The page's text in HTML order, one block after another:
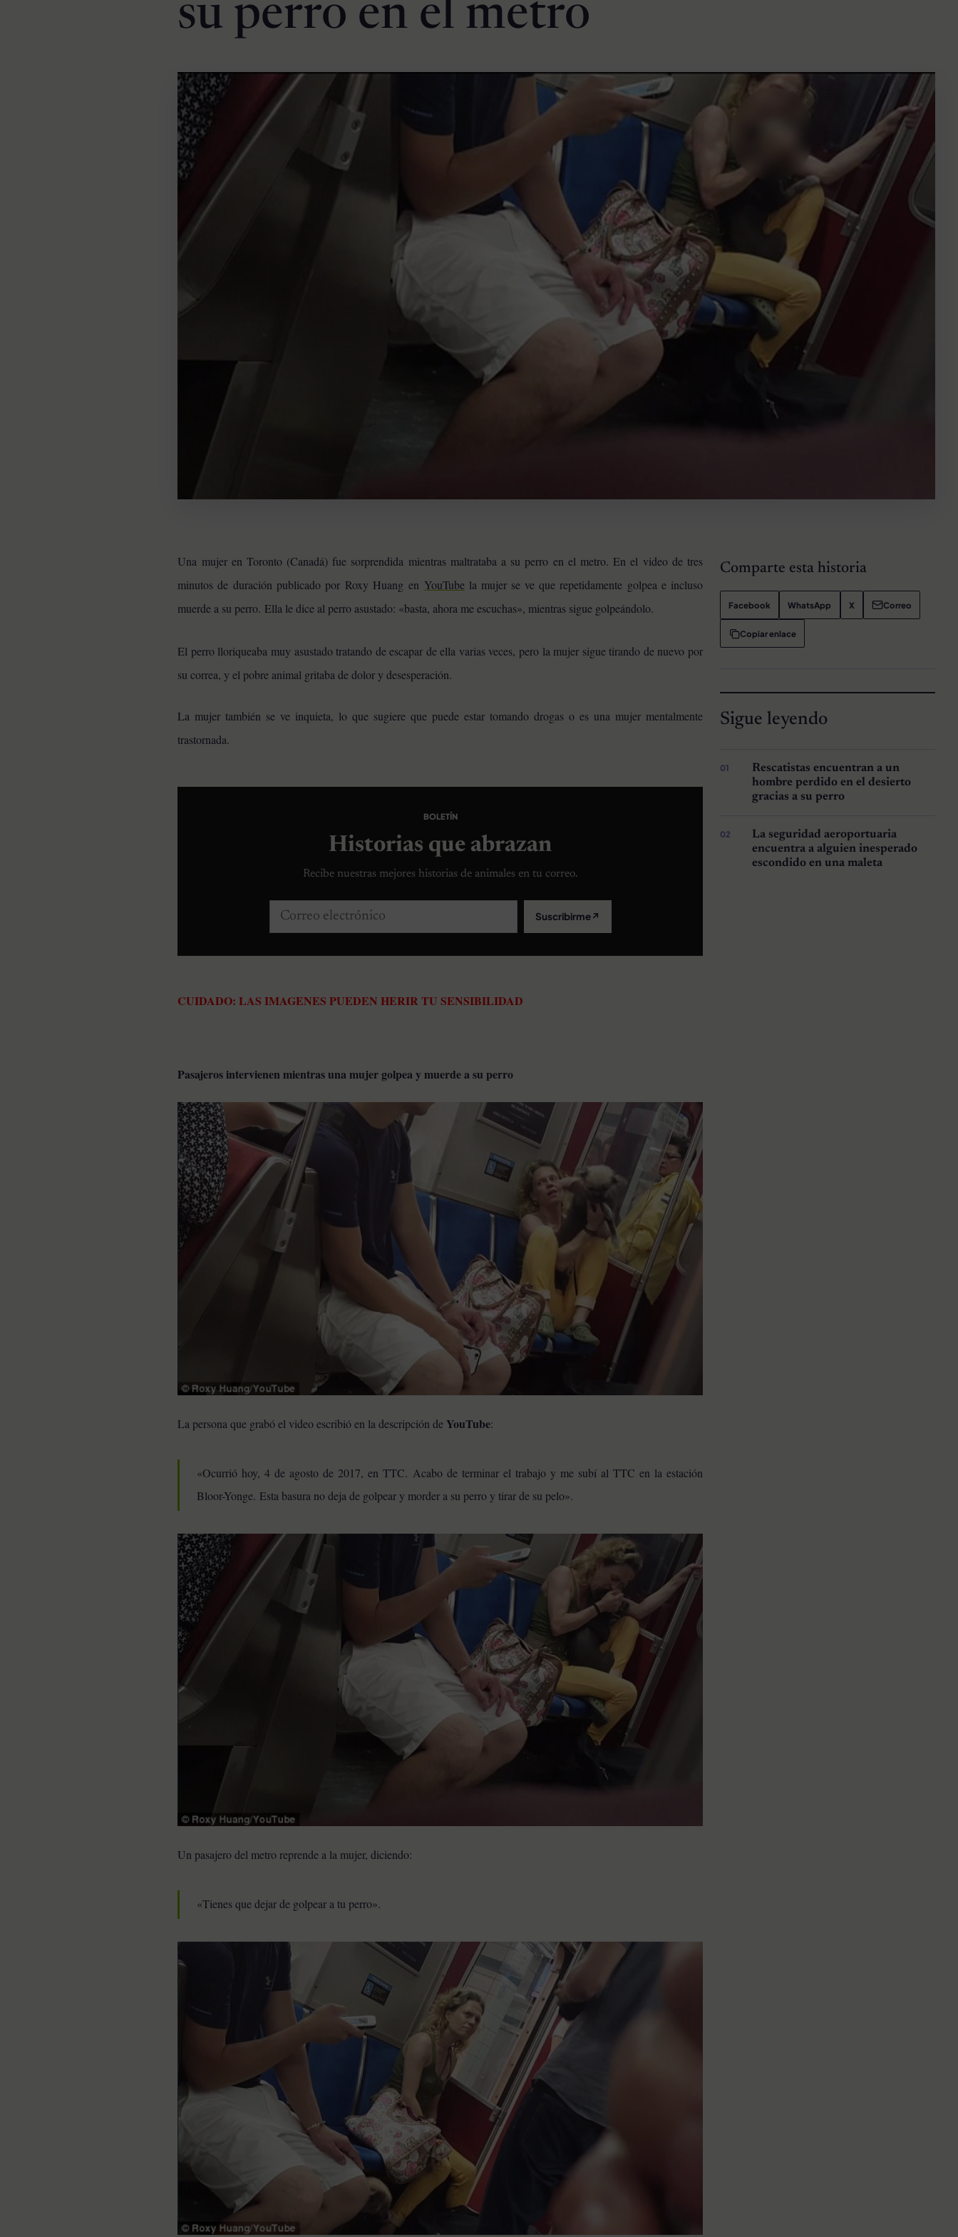
su perro en el metro
Una mujer en Toronto (Canadá) fue sorprendida mientras maltrataba a su perro en el metro. En el video de tres
minutos de duración publicado por Roxy Huang en YouTubela mujer se ve que repetidamente golpea e incluso
muerde a su perro. Ella le dice al perro asustado: «basta, ahora me escuchas», mientras sigue golpeándolo.
El perro lloriqueaba muy asustado tratando de escapar de ella varias veces, pero la mujer sigue tirando de nuevo por
su correa, y el pobre animal gritaba de dolor y desesperación.
La mujer también se ve inquieta, lo que sugiere que puede estar tomando drogas o es una mujer mentalmente
trastornada.
BOLETÍN
Historias que abrazan
Recibe nuestras mejores historias de animales en tu correo.
Correo electrónico Suscribirme↗
CUIDADO: LAS IMAGENES PUEDEN HERIR TU SENSIBILIDAD
Pasajeros intervienen mientras una mujer golpea y muerde a su perro
La persona que grabó el video escribió en la descripción deYouTube:
«Ocurrió hoy, 4 de agosto de 2017, en TTC. Acabo de terminar el trabajo y me subí al TTC en la estación
Bloor-Yonge. Esta basura no deja de golpear y morder a su perro y tirar de su pelo».
Un pasajero del metro reprende a la mujer, diciendo:
«Tienes que dejar de golpear a tu perro».
Comparte esta historia
Facebook WhatsApp X Correo
Copiar enlace
Sigue leyendo
Rescatistas encuentran a un
hombre perdido en el desierto
gracias a su perro
La seguridad aeroportuaria
encuentra a alguien inesperado
escondido en una maleta